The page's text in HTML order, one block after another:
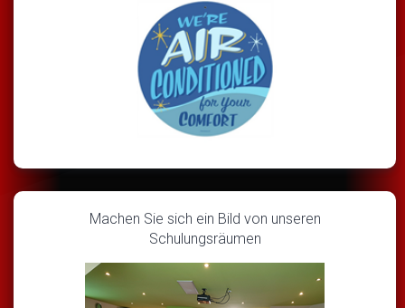
Machen Sie sich ein Bild von unseren
Schulungsräumen